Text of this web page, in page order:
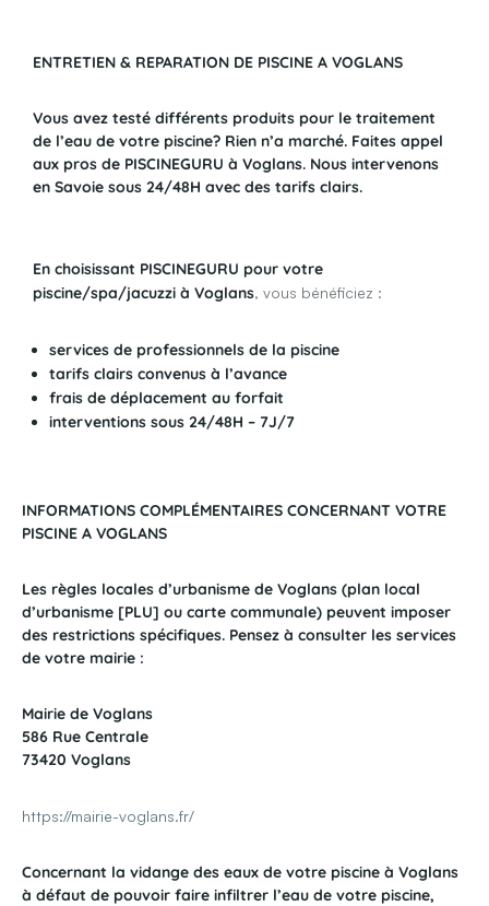
ENTRETIEN & REPARATION DE PISCINE A VOGLANS
Vous avez testé différents produits pour le traitement
de l’eau de votre piscine? Rien n’a marché. Faites appel
aux pros de PISCINEGURU à Voglans. Nous intervenons
en Savoie sous 24/48H avec des tarifs clairs.
En choisissant PISCINEGURU pour votre
piscine/spa/jacuzzi à Voglans, vous bénéficiez :
services de professionnels de la piscine
tarifs clairs convenus à l’avance
frais de déplacement au forfait
interventions sous 24/48H – 7J/7
INFORMATIONS COMPLÉMENTAIRES CONCERNANT VOTRE
PISCINE A VOGLANS
Les règles locales d’urbanisme de Voglans (plan local
d’urbanisme [PLU] ou carte communale) peuvent imposer
des restrictions spécifiques. Pensez à consulter les services
de votre mairie :
Mairie de Voglans
586 Rue Centrale
73420 Voglans
https://mairie-voglans.fr/
Concernant la vidange des eaux de votre piscine à Voglans
à défaut de pouvoir faire infiltrer l’eau de votre piscine,